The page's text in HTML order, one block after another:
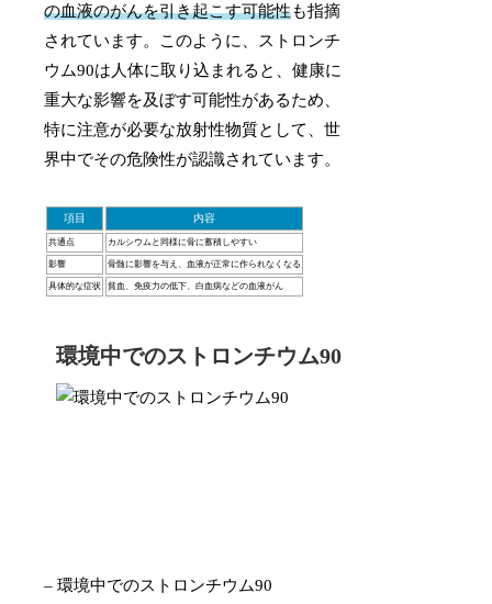
の血液のがんを引き起こす可能性も指摘
されています。このように、ストロンチ
ウム90は人体に取り込まれると、健康に
重大な影響を及ぼす可能性があるため、
特に注意が必要な放射性物質として、世
界中でその危険性が認識されています。
項目 内容
共通点 カルシウムと同様に骨に蓄積しやすい
影響 骨髄に影響を与え、血液が正常に作られなくなる
具体的な症状 貧血、免疫力の低下、白血病などの血液がん
環境中でのストロンチウム90
– 環境中でのストロンチウム90